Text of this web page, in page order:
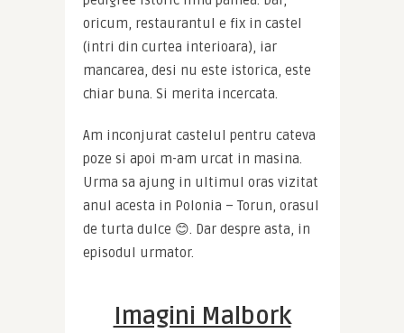
oricum, restaurantul e fix in castel
(intri din curtea interioara), iar
mancarea, desi nu este istorica, este
chiar buna. Si merita incercata.
Am inconjurat castelul pentru cateva
poze si apoi m-am urcat in masina.
Urma sa ajung in ultimul oras vizitat
anul acesta in Polonia – Torun, orasul
de turta dulce 😊. Dar despre asta, in
episodul urmator.
Imagini Malbork